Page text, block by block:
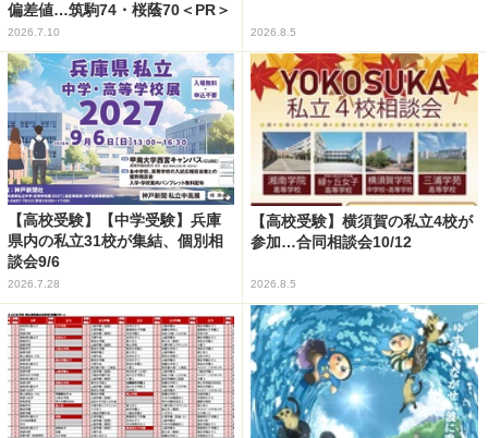
偏差値…筑駒74・桜蔭70＜PR＞
2026.7.10 2026.8.5
【高校受験】【中学受験】兵庫
県内の私立31校が集結、個別相
談会9/6
2026.7.28
【高校受験】横須賀の私立4校が
参加…合同相談会10/12
2026.8.5